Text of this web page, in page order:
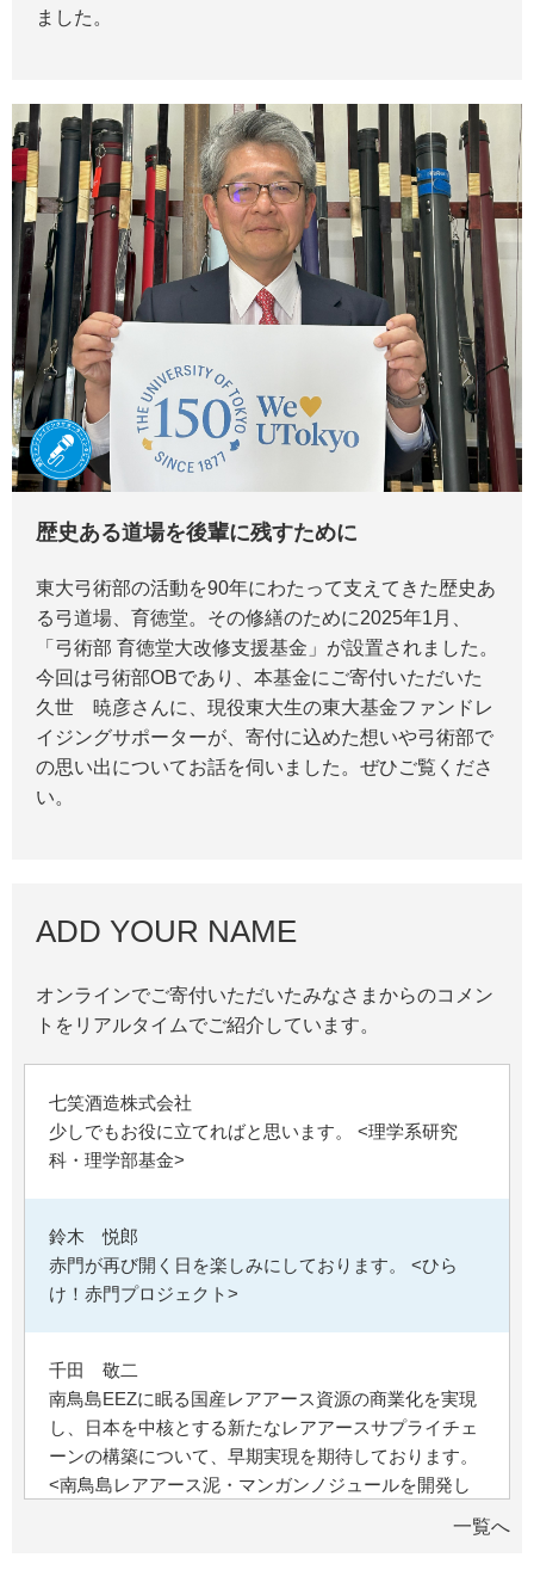
ました。
歴史ある道場を後輩に残すために
東大弓術部の活動を90年にわたって支えてきた歴史あ
る弓道場、育徳堂。その修繕のために2025年1月、
「弓術部 育徳堂大改修支援基金」が設置されました。
今回は弓術部OBであり、本基金にご寄付いただいた
久世 暁彦さんに、現役東大生の東大基金ファンドレ
イジングサポーターが、寄付に込めた想いや弓術部で
の思い出についてお話を伺いました。ぜひご覧くださ
い。
ADD YOUR NAME
オンラインでご寄付いただいたみなさまからのコメン
トをリアルタイムでご紹介しています。
七笑酒造株式会社
少しでもお役に立てればと思います。 <理学系研究
科・理学部基金>
鈴木 悦郎
赤門が再び開く日を楽しみにしております。 <ひら
け！赤門プロジェクト>
千田 敬二
南鳥島EEZに眠る国産レアアース資源の商業化を実現
し、日本を中核とする新たなレアアースサプライチェ
ーンの構築について、早期実現を期待しております。
<南鳥島レアアース泥・マンガンノジュールを開発し
一覧へ